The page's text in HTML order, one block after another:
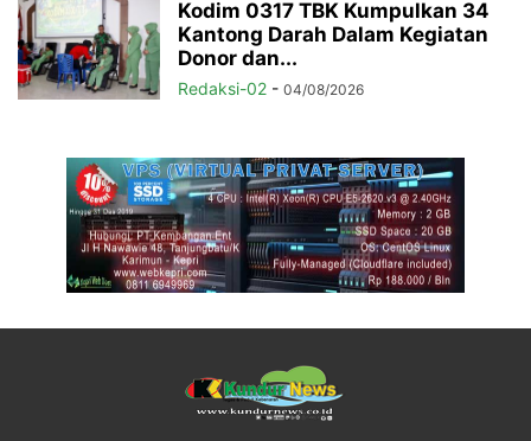
Kodim 0317 TBK Kumpulkan 34
Kantong Darah Dalam Kegiatan
Donor dan...
Redaksi-02 - 04/08/2026